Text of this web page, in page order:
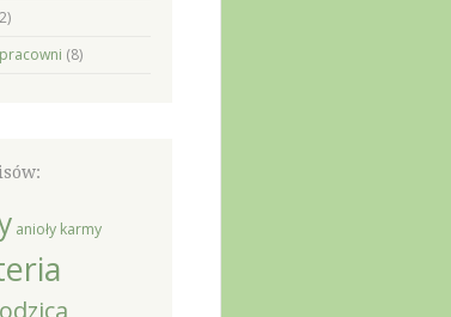
(8)
anioły karmy